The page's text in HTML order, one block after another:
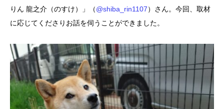
りん 龍之介（のすけ）」（@shiba_rin1107）さん。今回、取材
に応じてくださりお話を伺うことができました。